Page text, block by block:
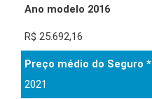
Ano modelo 2016
R$ 25.692,16
Preço médio do Seguro *
2021